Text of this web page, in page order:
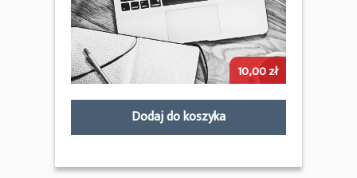
10,00zł
Dodaj do koszyka